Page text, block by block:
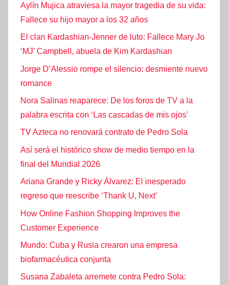
Aylín Mujica atraviesa la mayor tragedia de su vida:
Fallece su hijo mayor a los 32 años
El clan Kardashian-Jenner de luto: Fallece Mary Jo
‘MJ’ Campbell, abuela de Kim Kardashian
Jorge D’Alessio rompe el silencio: desmiente nuevo
romance
Nora Salinas reaparece: De los foros de TV a la
palabra escrita con ‘Las cascadas de mis ojos’
TV Azteca no renovará contrato de Pedro Sola
Así será el histórico show de medio tiempo en la
final del Mundial 2026
Ariana Grande y Ricky Álvarez: El inesperado
regreso que reescribe ‘Thank U, Next’
How Online Fashion Shopping Improves the
Customer Experience
Mundo: Cuba y Rusia crearon una empresa
biofarmacéutica conjunta
Susana Zabaleta arremete contra Pedro Sola: